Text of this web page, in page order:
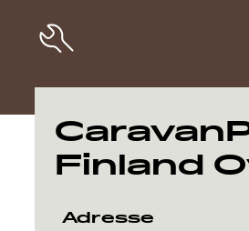
Find din
Oplev
Finland
Adresse